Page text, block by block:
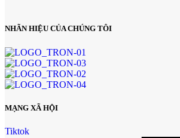
NHÃN HIỆU CỦA CHÚNG TÔI
MẠNG XÃ HỘI
Tiktok